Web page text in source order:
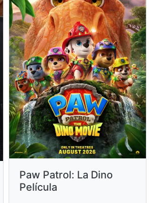
Paw Patrol: La Dino
Película